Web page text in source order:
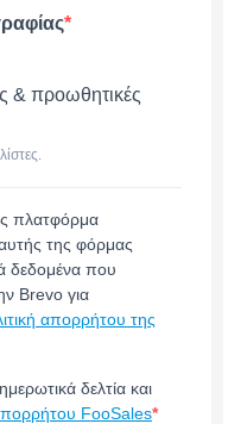
& προωθητικές
πλατφόρμα
της φόρμας
δεδομένα που
Brevo για
απορρήτου της
δελτία και
FooSales